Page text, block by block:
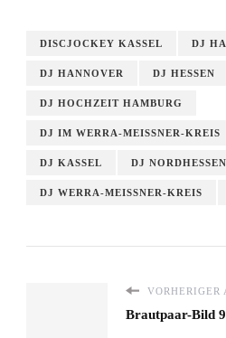
DISCJOCKEY KASSEL DJ
DJ HANNOVER DJ HESSEN
DJ HOCHZEIT HAMBURG
DJ IM WERRA-MEISSNER-KREIS
DJ KASSEL DJ NORDHESSEN
DJ WERRA-MEISSNER-KREIS
VORHERIGER
Brautpaar-Bild